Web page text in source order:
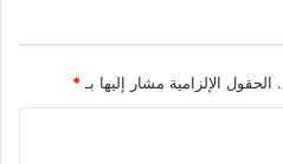
الحقول الإلزامية مشار إليها بـ *